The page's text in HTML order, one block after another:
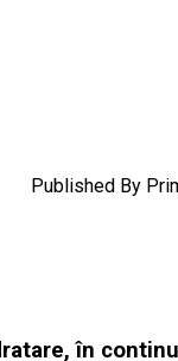
Published By
în